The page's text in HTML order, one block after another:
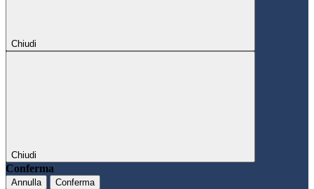
Chiudi
Chiudi
Conferma
Annulla Conferma